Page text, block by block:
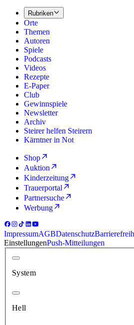
Rubriken
Orte
Themen
Autoren
Spiele
Podcasts
Videos
Rezepte
E-Paper
Club
Gewinnspiele
Newsletter
Archiv
Steirer helfen Steirern
Kärntner in Not
Shop
Auktion
Kinderzeitung
Trauerportal
Partnersuche
Werbung
ImpressumAGBDatenschutz
EinstellungenPush-Mitteilungen
System
Hell